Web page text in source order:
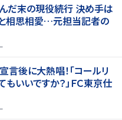
だ末の現役続行 決め手は
と相思相愛…元担当記者の
言後に大熱唱！「コールリ
いいですか？」ＦＣ東京仕